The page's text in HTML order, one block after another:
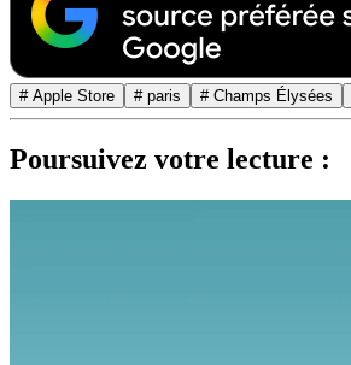
# Apple Store # paris # Champs Élysées
Poursuivez votre lecture :